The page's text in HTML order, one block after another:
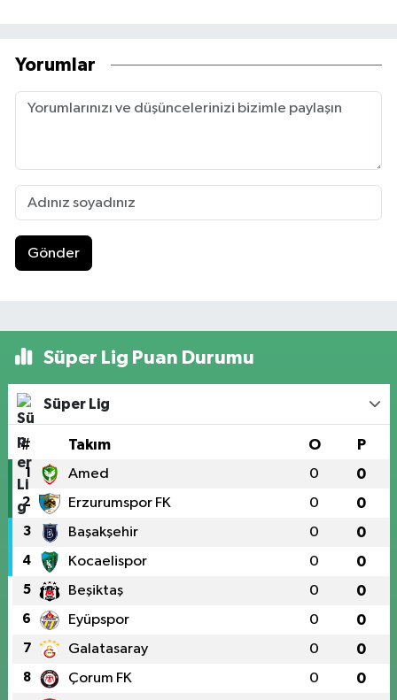
Yorumlar
Gönder
Süper Lig Puan Durumu
Süper Lig
# Takım O P
1 Amed 0 0
2 Erzurumspor FK 0 0
3 Başakşehir 0 0
4 Kocaelispor 0 0
5 Beşiktaş 0 0
6 Eyüpspor 0 0
7 Galatasaray 0 0
8 Çorum FK 0 0